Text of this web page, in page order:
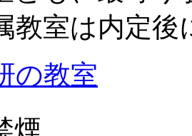
教室は内定後
の教室
煙